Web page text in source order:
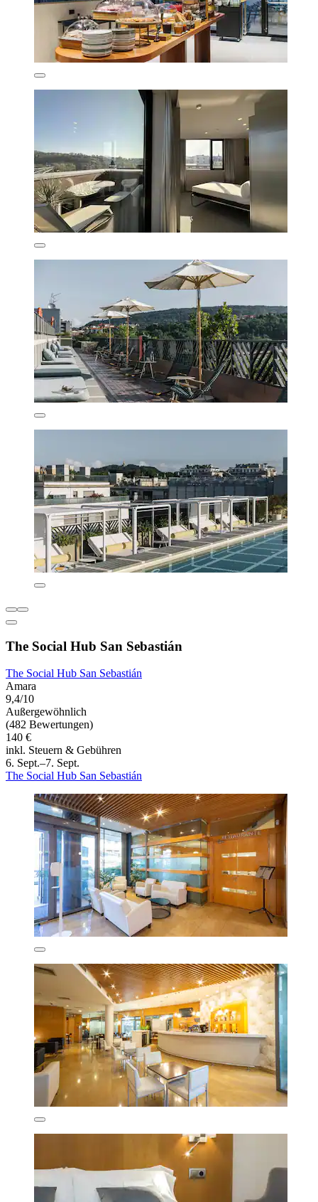
The Social Hub San Sebastián
The Social Hub San Sebastián
Amara
9,4/10
Außergewöhnlich
(482 Bewertungen)
140 €
inkl. Steuern & Gebühren
6. Sept.–7. Sept.
The Social Hub San Sebastián